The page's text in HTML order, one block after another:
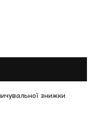
знижки